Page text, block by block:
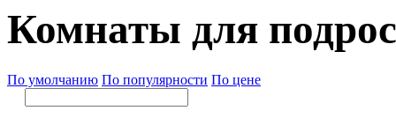
Комнаты для
По умолчанию По популярности По цене